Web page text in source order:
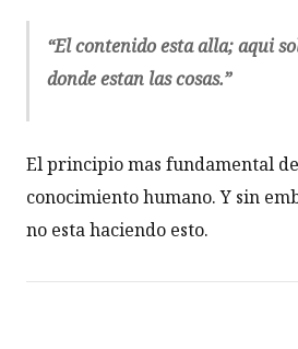
“El contenido esta alla; aqui
donde estan las cosas.”
El principio mas fundamental
conocimiento humano. Y sin
no esta haciendo esto.